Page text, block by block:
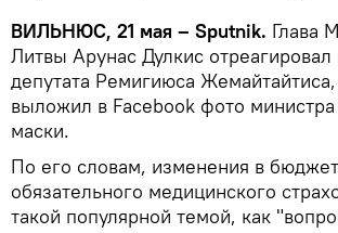
ВИЛЬНЮС, 21 мая – Sputnik. Глава
Литвы Арунас Дулкис отреагировал
депутата Ремигиюса
выложил в Facebook фото
маски.
По его словам, изменения в
обязательного медицинского
такой популярной темой, как